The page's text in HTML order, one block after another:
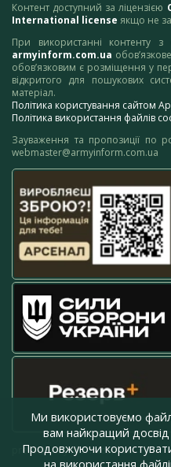
Контент доступний за ліцензією
International license якщо не
При використанні контенту
armyinform.com.ua
обов’язковим є розміщення у
відкритого для пошукових
матеріал.
Політика користування сайтом
Політика використання файлів
Зауваження та пропозиції по
webmaster@armyinform.com.ua
press@armyinform.com.ua
Ми використовуємо
вам найкращий
Продовжуючи